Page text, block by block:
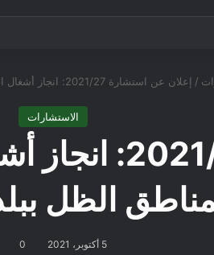
/ إعلان عن استشارة 2021/27: انجاز أشغال التدفئة لفائدة ثلاثة مدارس إبتدائية بمناطق الظل ببلدية عين الخضراء
الاستشارات
إعلان عن
بمناطق الظل
5 أكتوبر، 2021 0